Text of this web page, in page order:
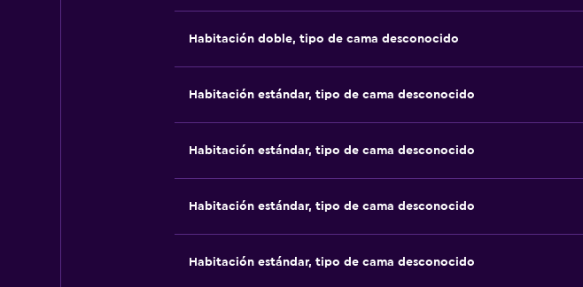
Habitación doble, tipo de cama desconocido
Habitación estándar, tipo de cama desconocido
Habitación estándar, tipo de cama desconocido
Habitación estándar, tipo de cama desconocido
Habitación estándar, tipo de cama desconocido